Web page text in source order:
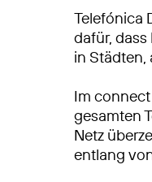
Telefónica
dafür,
in Städten,
Im
gesamten
Netz
entlang